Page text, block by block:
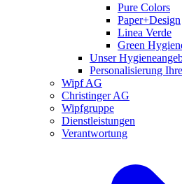
Pure Colors
Paper+Design
Linea Verde
Green
Unser
Personalisierung
Wipf AG
Christinger AG
Wipfgruppe
Dienstleistungen
Verantwortung